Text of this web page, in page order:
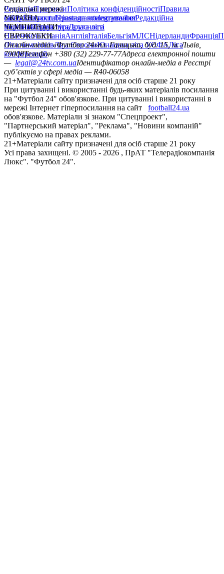
РедакціяПрогнозиПолітика конфіденційностіПравила
сайтуКонтактиПравила коментуванняРедакційна
політикаСтруктура власності
Соціальні мережі
facebookxyoutubeinstagramtelegramviber
УКРАЇНА
УкраїнаПерша лігаДруга ліга
ЧЕМПІОНАТИ
НімеччинаІспаніяАнгліяІталіяБельгіяМЛСНідерландиФранція
ЄВРОКУБКИ
Ліга чемпіонівЛіга ЄвропиЮнацька ліга УЄФАЛіга
конференцій
Онлайн-медіа «Футбол 24»пл. Галицька, буд. 15, м. Львів,
79008Телефон +380 (32) 229-77-77Адреса електронної пошти
— legal@24tv.com.uaІдентифікатор онлайн-медіа в Реєстрі
суб’єктів у сфері медіа — R40-06058
21+Матеріали сайту призначені для осіб старше 21 року
При цитуванні і використанні будь-яких матеріалів посилання
на "Футбол 24" обов'язкове. При цитуванні і використанні в
мережі Інтернет гіперпосилання на сайт
football24.ua
обов'язкове. Матеріали зі знаком "Спецпроект",
"Партнерський матеріал", "Реклама", "Новини компаній"
публікуємо на правах реклами.
21+Матеріали сайту призначені для осіб старше 21 року
Усi права захищенi. © 2005 - 2026 , ПрАТ "Телерадіокомпанія
Люкс". "Футбол 24".